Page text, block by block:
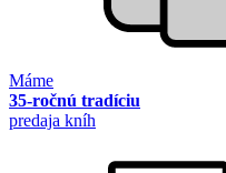
Máme
35-ročnú tradíciu
predaja kníh